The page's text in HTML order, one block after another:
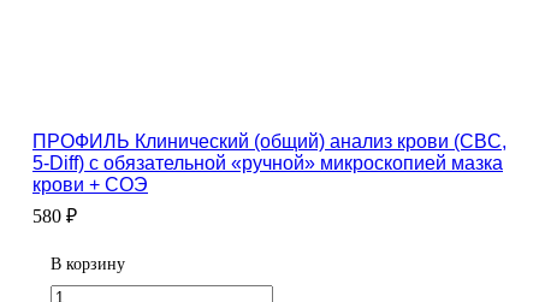
ПРОФИЛЬ Клинический (общий) анализ крови (CBC,
5-Diff) с обязательной «ручной» микроскопией мазка
крови + СОЭ
580 ₽
В корзину